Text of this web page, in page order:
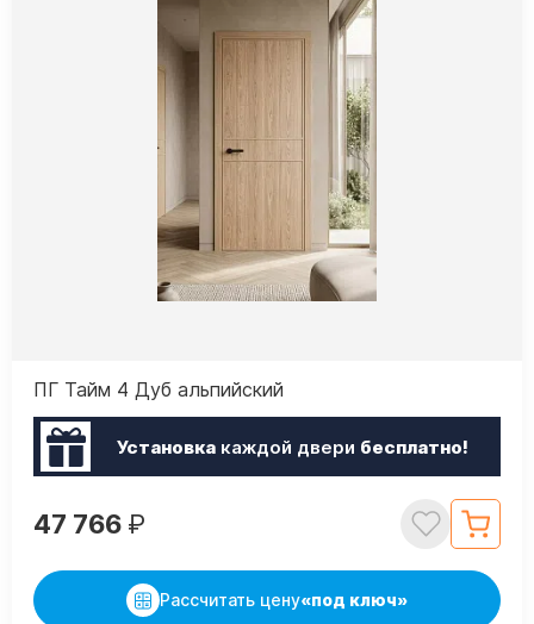
ПГ Тайм 4 Дуб альпийский
Установкакаждой двери бесплатно!
47 766 ₽
Рассчитать цену«под ключ»